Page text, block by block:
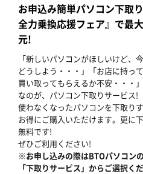
お申込み簡単パソコン下取
全力乗換応援フェア』で最
元!
「新しいパソコンがほしいけど、
どうしよう・・・」「お店に持っ
買い取ってもらえるか不安・・・
なのが、パソコン下取りサービス!
使わなくなったパソコンを下取り
お得にご購入いただけます。更に
無料です!
ぜひご利用ください!
※お申し込みの際はBTOパソコン
「下取りサービス」からご選択くだ